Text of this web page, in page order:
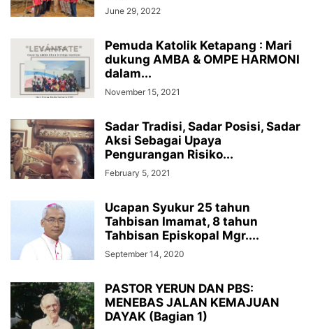
June 29, 2022
Pemuda Katolik Ketapang : Mari
dukung AMBA & OMPE HARMONI
dalam...
November 15, 2021
Sadar Tradisi, Sadar Posisi, Sadar
Aksi Sebagai Upaya
Pengurangan Risiko...
February 5, 2021
Ucapan Syukur 25 tahun
Tahbisan Imamat, 8 tahun
Tahbisan Episkopal Mgr....
September 14, 2020
PASTOR YERUN DAN PBS:
MENEBAS JALAN KEMAJUAN
DAYAK (Bagian 1)